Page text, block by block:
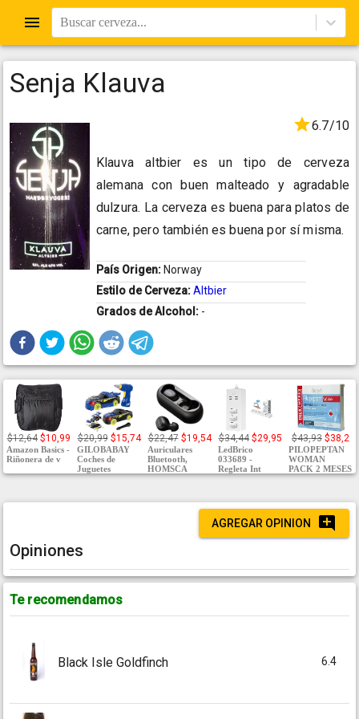
Buscar cerveza...
Senja Klauva
6.7/10
Klauva altbier es un tipo de cerveza
alemana con buen malteado y agradable
dulzura. La cerveza es buena para platos de
carne, pero también es buena por sí misma.
País Origen: Norway
Estilo de Cerveza:Altbier
Grados de Alcohol: -
$12,64 $10,99
Amazon Basics -
Riñonera de v
$20,99 $15,74
GILOBABAY
Coches de
Juguetes
$22,47 $19,54
Auriculares
Bluetooth,
HOMSCA
$34,44 $29,95
LedBrico
033689 -
Regleta Int
$43,93 $38,2
PILOPEPTAN
WOMAN
PACK 2 MESES
AGREGAR OPINION
Opiniones
Te recomendamos
Black Isle Goldfinch 6.4